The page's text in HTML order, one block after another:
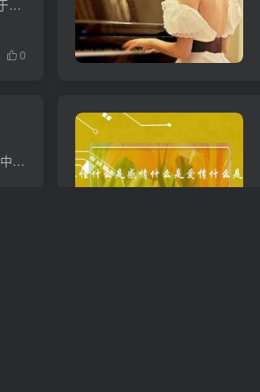
在婚姻中，爱情重要吗？跟谁都是过日子，爱对于婚姻来说至关重要！ 没有爱的婚姻根本算不得婚姻！ 即使勉强成婚，也是不可能幸福的！什么是爱情观？和婚姻观有什么区别？爱情观是爱自己所爱，具...
0
有没有关于恋爱心理咨询师 恋爱心理咨询师可找中国易经大师王大福，深层次剖析男女双方心性和婚专姻感情运势契合度属，这是一般非周易专家所根本无法知道的。王大师已为来自全国各地的众多客户...